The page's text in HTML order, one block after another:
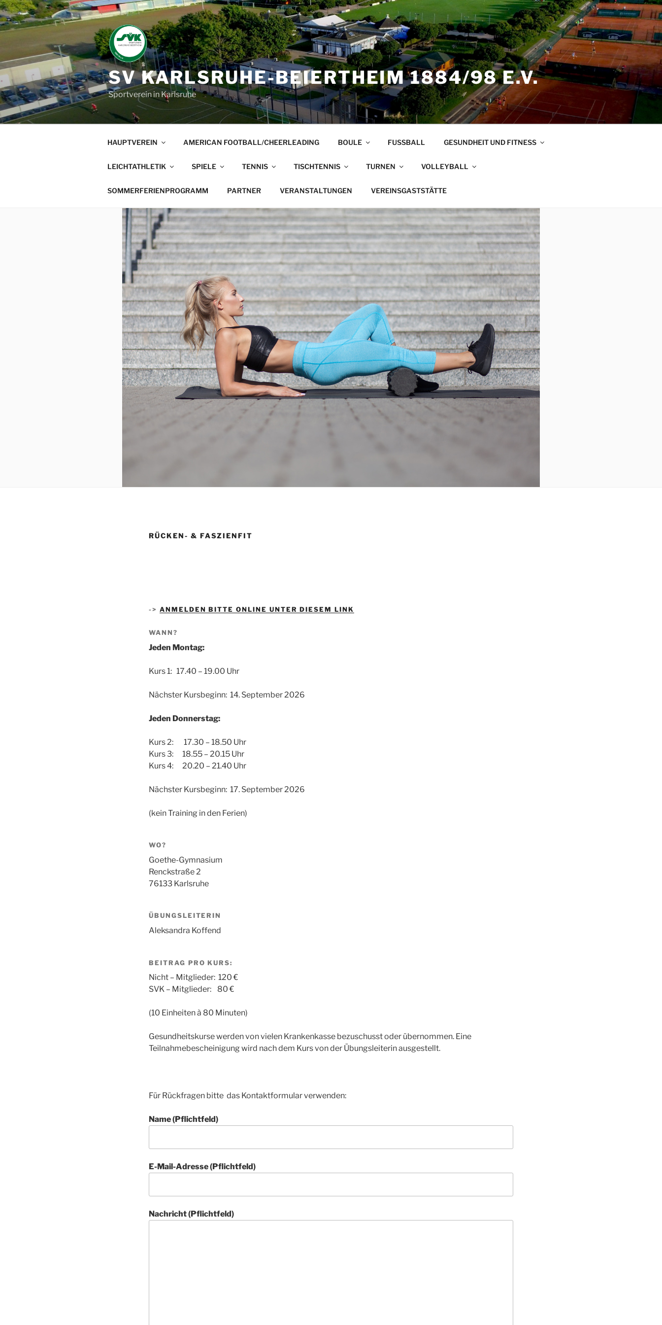
Zum
Inhalt
springen
SV KARLSRUHE-BEIERTHEIM 1884/98 E.V.
Sportverein in Karlsruhe
HAUPTVEREIN AMERICAN FOOTBALL/CHEERLEADING BOULE FUSSBALL GESUNDHEIT UND FITNESS
LEICHTATHLETIK SPIELE TENNIS TISCHTENNIS TURNEN VOLLEYBALL
SOMMERFERIENPROGRAMM PARTNER VERANSTALTUNGEN VEREINSGASTSTÄTTE
RÜCKEN- & FASZIENFIT
-> ANMELDEN BITTE ONLINE UNTER DIESEM LINK
WANN?
Jeden Montag:
Kurs 1: 17.40 – 19.00 Uhr
Nächster Kursbeginn: 14. September 2026
Jeden Donnerstag:
Kurs 2: 17.30 – 18.50 Uhr
Kurs 3: 18.55 – 20.15 Uhr
Kurs 4: 20.20 – 21.40 Uhr
Nächster Kursbeginn: 17. September 2026
(kein Training in den Ferien)
WO?
Goethe-Gymnasium
Renckstraße 2
76133 Karlsruhe
ÜBUNGSLEITERIN
Aleksandra Koffend
BEITRAG PRO KURS:
Nicht – Mitglieder: 120 €
SVK – Mitglieder: 80 €
(10 Einheiten à 80 Minuten)
Gesundheitskurse werden von vielen Krankenkasse bezuschusst oder übernommen. Eine
Teilnahmebescheinigung wird nach dem Kurs von der Übungsleiterin ausgestellt.
Für Rückfragen bitte das Kontaktformular verwenden:
Name (Pflichtfeld)
E-Mail-Adresse (Pflichtfeld)
Nachricht (Pflichtfeld)